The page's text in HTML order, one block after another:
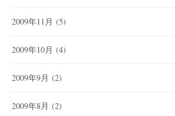
2009年11月 (5)
2009年10月 (4)
2009年9月 (2)
2009年8月 (2)